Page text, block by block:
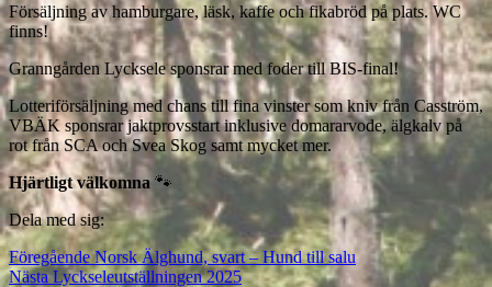
Försäljning av hamburgare, läsk, kaffe och fikabröd på plats. WC
finns!
Granngården Lycksele sponsrar med foder till BIS-final!
Lotteriförsäljning med chans till fina vinster som kniv från Casström,
VBÄK sponsrar jaktprovsstart inklusive domararvode, älgkalv på
rot från SCA och Svea Skog samt mycket mer.
Hjärtligt välkomna🐾
Dela med sig:
Föregående Norsk Älghund, svart – Hund till salu
Nästa Lyckseleutställningen 2025